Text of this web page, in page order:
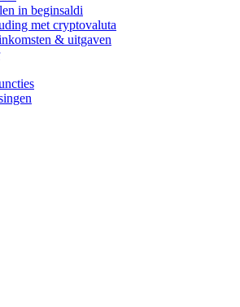
in beginsaldi
met cryptovaluta
& uitgaven